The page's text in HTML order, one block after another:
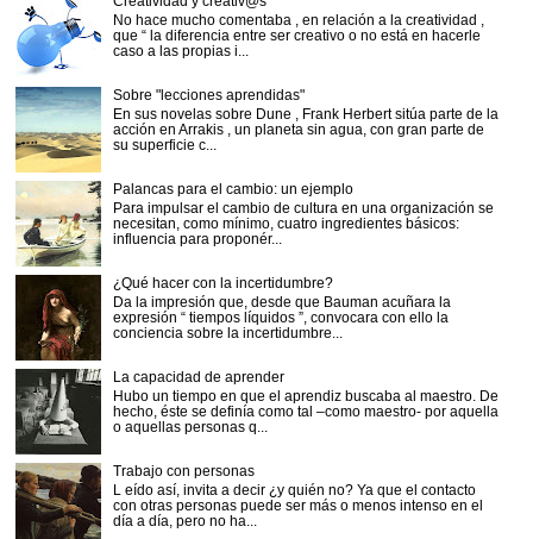
No hace mucho comentaba , en relación a la creatividad ,
que “ la diferencia entre ser creativo o no está en hacerle
caso a las propias i...
Sobre "lecciones aprendidas"
En sus novelas sobre Dune , Frank Herbert sitúa parte de la
acción en Arrakis , un planeta sin agua, con gran parte de
su superficie c...
Palancas para el cambio: un ejemplo
Para impulsar el cambio de cultura en una organización se
necesitan, como mínimo, cuatro ingredientes básicos:
influencia para proponér...
¿Qué hacer con la incertidumbre?
Da la impresión que, desde que Bauman acuñara la
expresión “ tiempos líquidos ”, convocara con ello la
conciencia sobre la incertidumbre...
La capacidad de aprender
Hubo un tiempo en que el aprendiz buscaba al maestro. De
hecho, éste se definía como tal –como maestro- por aquella
o aquellas personas q...
Trabajo con personas
L eído así, invita a decir ¿y quién no? Ya que el contacto
con otras personas puede ser más o menos intenso en el
día a día, pero no ha...